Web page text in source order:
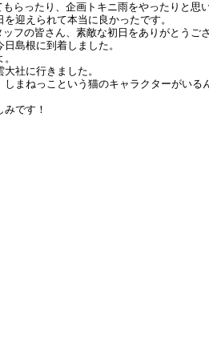
らったり、企画トキニ雨をやったりと思
迎えられて本当に良かったです。
フの皆さん、素敵な初日をありがとうご
島根に到着しました。
社に行きました。
まねっこという猫のキャラクターがいる
です！